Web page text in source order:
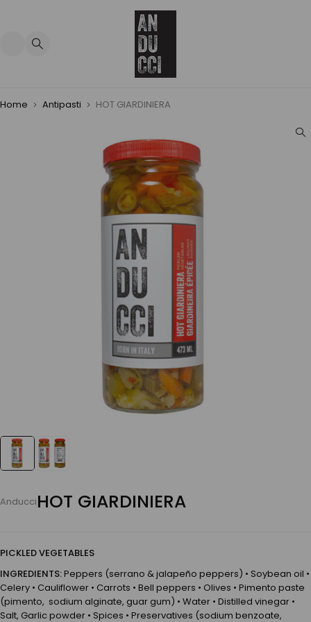
Home Antipasti HOT GIARDINIERA
AnducciHOT GIARDINIERA
PICKLED VEGETABLES
INGREDIENTS:Peppers (serrano & jalapeño peppers) • Soybean oil •
Celery • Cauliflower • Carrots • Bell peppers • Olives • Pimento paste
(pimento, sodium alginate, guar gum) • Water • Distilled vinegar •
Salt, Garlic powder • Spices • Preservatives (sodium benzoate,